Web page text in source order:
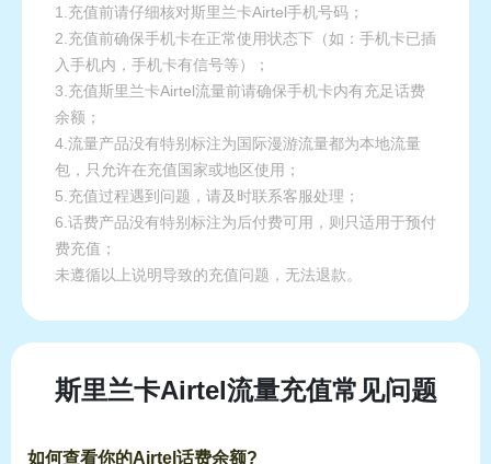
1.充值前请仔细核对斯里兰卡Airtel手机号码；
2.充值前确保手机卡在正常使用状态下（如：手机卡已插
入手机内，手机卡有信号等）；
3.充值斯里兰卡Airtel流量前请确保手机卡内有充足话费
余额；
4.流量产品没有特别标注为国际漫游流量都为本地流量
包，只允许在充值国家或地区使用；
5.充值过程遇到问题，请及时联系客服处理；
6.话费产品没有特别标注为后付费可用，则只适用于预付
费充值；
未遵循以上说明导致的充值问题，无法退款。
斯里兰卡Airtel流量充值常见问题
如何查看你的Airtel话费余额?